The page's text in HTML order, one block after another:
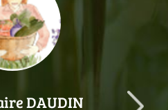
DAUDIN